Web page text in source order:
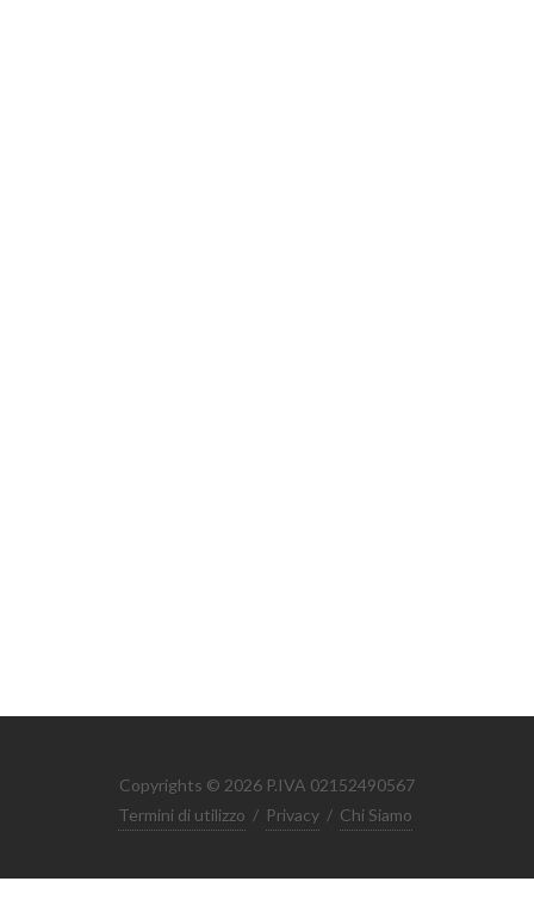
Copyrights © 2026 P.IVA 02152490567
Termini di utilizzo / Privacy / Chi Siamo